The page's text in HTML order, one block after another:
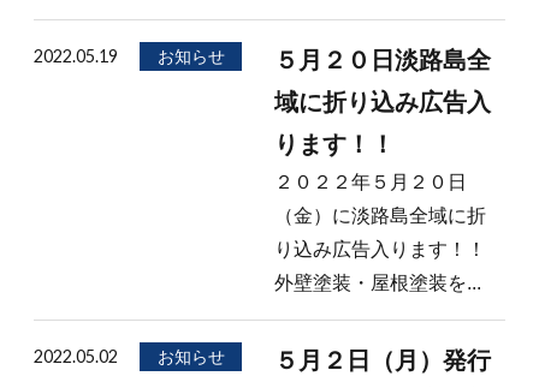
2022.05.19 お知らせ
５月２０日淡路島全
域に折り込み広告入
ります！！
２０２２年５月２０日
（金）に淡路島全域に折
り込み広告入ります！！
外壁塗装・屋根塗装を...
2022.05.02 お知らせ
５月２日（月）発行